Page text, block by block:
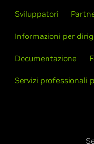
Sviluppatori
Informazioni per
Documentazione
Servizi professionali